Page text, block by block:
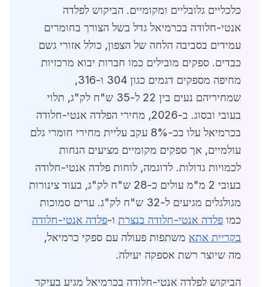
כלכליים גלובליים ומקומיים. הביקוש לפלדה
אנטי-חלודה בכרמיאל גדל בשל הצורך בחומרים
עמידים בסביבה הלחה של הצפון, כולל אזורי גשם
כבדים. ספקים מובילים כמו חברות יבוא מרכזיות
מחיפה מספקים דגמים כגון 304 ו-316,
שמחיריהם נעים בין 22 ל-35 ש"ח לק"ג, תלוי
בעובי ובסוג. ב-2026, מחירי הפלדה אנטי-חלודה
בכרמיאל עלו בכ-8% עקב עליית מחירי חומרי גלם
עולמיים, אך ספקים מקומיים מציעים הנחות
לכמויות גדולות. לדוגמה, לוחות פלדה אנטי-חלודה
בעובי 2 מ"מ עולים כ-28 ש"ח לק"ג, בעוד צינורות
מגולגלים מגיעים ל-32 ש"ח לק"ג. ערים סמוכות
כמו פלדה אנטי-חלודה בנצרת ו-פלדה אנטי-חלודה
בקריית אתא משתפות פעולה עם ספקי כרמיאל,
מה שיוצר רשת אספקה יעילה.
הביקוש לפלדה אנטי-חלודה בכרמיאל מגיע בעיקר